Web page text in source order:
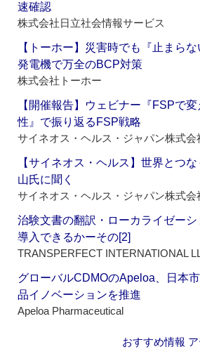
速確認
株式会社日立社会情報サービス
【トーホー】災害時でも『止まら
発電機で万全のBCP対策
株式会社トーホー
【開催報告】ウェビナー『FSPで
性』で振り返るFSP戦略
サイネオス・ヘルス・ジャパン株式会
【サイネオス・ヘルス】世界とつ
山氏に聞く
サイネオス・ヘルス・ジャパン株式会
治験文書の翻訳・ローカライゼー
導入できるかーその[2]
TRANSPERFECT INTERNATIONAL
グローバルCDMOのApeloa、日本
品イノベーションを推進
Apeloa Pharmaceutical
おすすめ情報